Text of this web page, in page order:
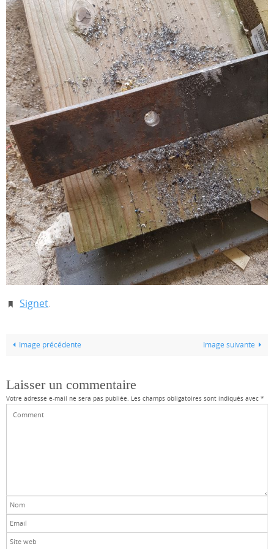
Signet.
Image précédente Image suivante
Laisser un commentaire
Votre adresse e-mail ne sera pas publiée. Les champs obligatoires sont indiqués avec *